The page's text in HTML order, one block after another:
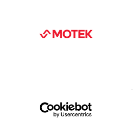
FIRMAINFORMASJON